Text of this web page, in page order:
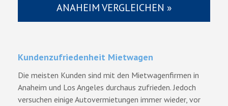
ANAHEIM VERGLEICHEN »
Kundenzufriedenheit Mietwagen
Die meisten Kunden sind mit den Mietwagenfirmen in
Anaheim und Los Angeles durchaus zufrieden. Jedoch
versuchen einige Autovermietungen immer wieder, vor